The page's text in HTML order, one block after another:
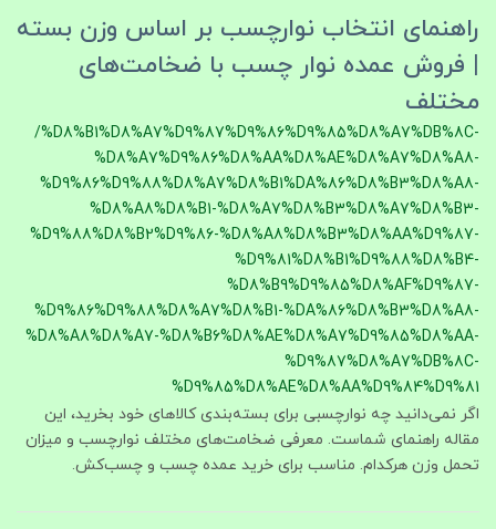
راهنمای انتخاب نوارچسب بر اساس وزن بسته
| فروش عمده نوار چسب با ضخامت‌های
مختلف
/%D8%B1%D8%A7%D9%87%D9%86%D9%85%D8%A7%DB%8C-
%D8%A7%D9%86%D8%AA%D8%AE%D8%A7%D8%A8-
%D9%86%D9%88%D8%A7%D8%B1%DA%86%D8%B3%D8%A8-
%D8%A8%D8%B1-%D8%A7%D8%B3%D8%A7%D8%B3-
%D9%88%D8%B2%D9%86-%D8%A8%D8%B3%D8%AA%D9%87-
%D9%81%D8%B1%D9%88%D8%B4-
%D8%B9%D9%85%D8%AF%D9%87-
%D9%86%D9%88%D8%A7%D8%B1-%DA%86%D8%B3%D8%A8-
%D8%A8%D8%A7-%D8%B6%D8%AE%D8%A7%D9%85%D8%AA-
%D9%87%D8%A7%DB%8C-
%D9%85%D8%AE%D8%AA%D9%84%D9%81
اگر نمی‌دانید چه نوارچسبی برای بسته‌بندی کالاهای خود بخرید، این
مقاله راهنمای شماست. معرفی ضخامت‌های مختلف نوارچسب و میزان
تحمل وزن هرکدام. مناسب برای خرید عمده چسب و چسب‌کش.